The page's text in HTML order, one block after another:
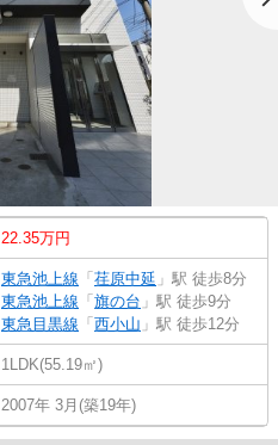
22.35万円
東急池上線 「 荏原中延 」駅 徒歩8分
東急池上線 「 旗の台 」駅 徒歩9分
東急目黒線 「 西小山 」駅 徒歩12分
1LDK(55.19㎡)
2007年 3月(築19年)